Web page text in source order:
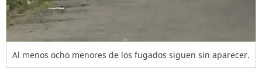
Al menos ocho menores de los fugados siguen sin aparecer.